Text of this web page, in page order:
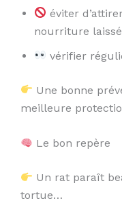
éviter
nourriture
vérifier
Une bonne
meilleure
Le bon repère
Un rat paraît
tortue…